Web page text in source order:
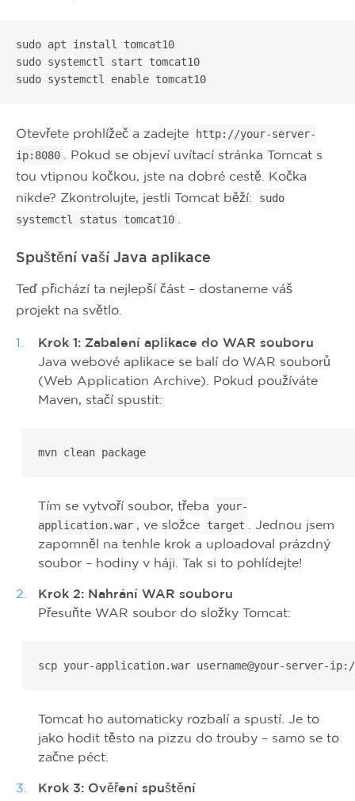
sudo apt install tomcat10
sudo systemctl start tomcat10
sudo systemctl enable tomcat10
Otevřete prohlížeč a zadejte
http://your-server-
ip:8080
. Pokud se objeví uvítací stránka Tomcat s
tou vtipnou kočkou, jste na dobré cestě. Kočka
nikde? Zkontrolujte, jestli Tomcat běží:
sudo
systemctl status tomcat10
Spuštění vaší Java aplikace
Teď přichází ta nejlepší část – dostaneme váš
projekt na světlo.
Krok 1: Zabalení aplikace do WAR souboru
Java webové aplikace se balí do WAR souborů
(Web Application Archive). Pokud používáte
Maven, stačí spustit:
mvn clean package
Tím se vytvoří soubor, třeba
your-
application.war , ve složce target
. Jednou jsem
zapomněl na tenhle krok a uploadoval prázdný
soubor – hodiny v háji. Tak si to pohlídejte!
Krok 2: Nahrání WAR souboru
Přesuňte WAR soubor do složky Tomcat:
scp your-application.war username@your-server-
Tomcat ho automaticky rozbalí a spustí. Je to
jako hodit těsto na pizzu do trouby – samo se to
začne péct.
Krok 3: Ověření spuštění